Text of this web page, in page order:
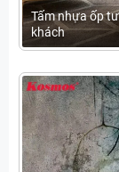
Tấm nhựa ốp
khách